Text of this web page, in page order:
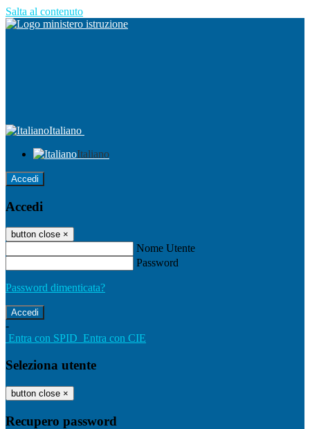
Salta al contenuto
Italiano
Italiano
Accedi
Accedi
button close ×
Nome Utente
Password
Password dimenticata?
-
Entra con SPID Entra con CIE
Seleziona utente
button close ×
Recupero password